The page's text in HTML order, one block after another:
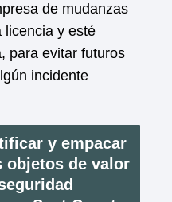
de mudanzas
licencia y esté
para evitar futuros
incidente
y empacar
objetos de valor